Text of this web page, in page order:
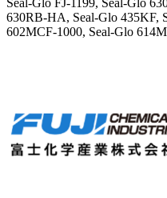
Seal-Glo FJ-1199, Seal-Glo
630RB-HA, Seal-Glo 435KF,
602MCF-1000, Seal-Glo